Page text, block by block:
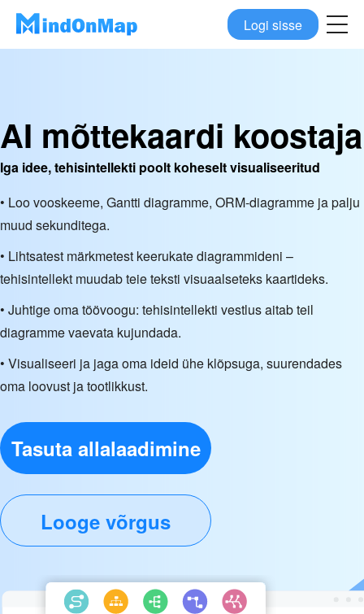
Logi sisse
AI mõttekaardi koostaja
Iga idee, tehisintellekti poolt koheselt visualiseeritud
• Loo vooskeeme, Gantti diagramme, ORM-diagramme ja palju
muud sekunditega.
• Lihtsatest märkmetest keerukate diagrammideni –
tehisintellekt muudab teie teksti visuaalseteks kaartideks.
• Juhtige oma töövoogu: tehisintellekti vestlus aitab teil
diagramme vaevata kujundada.
• Visualiseeri ja jaga oma ideid ühe klõpsuga, suurendades
oma loovust ja tootlikkust.
Tasuta allalaadimine
Looge võrgus